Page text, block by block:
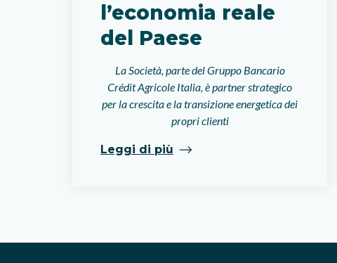
l’economia reale
del Paese
La Società, parte del Gruppo Bancario
Crédit Agricole Italia, è partner strategico
per la crescita e la transizione energetica dei
propri clienti
Leggi di più